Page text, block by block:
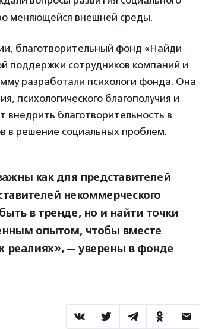
меняющейся внешней среды.
благотворительный фонд «Найди
поддержки сотрудников компаний и
разработали психологи фонда. Она
психологического благополучия и
внедрить благотворительность в
в решение социальных проблем.
как для представителей
некоммерческого
в тренде, но и найти точки
опытом, чтобы вместе
реалиях», — уверены в фонде